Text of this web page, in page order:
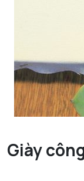
Giày